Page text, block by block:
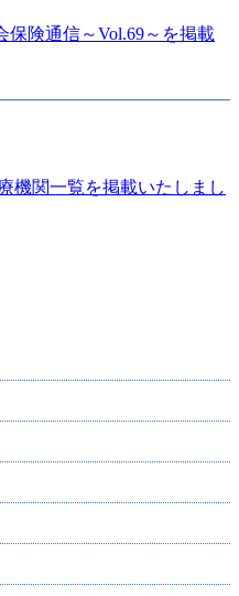
保険通信～Vol.69～を掲載
機関一覧を掲載いたしまし